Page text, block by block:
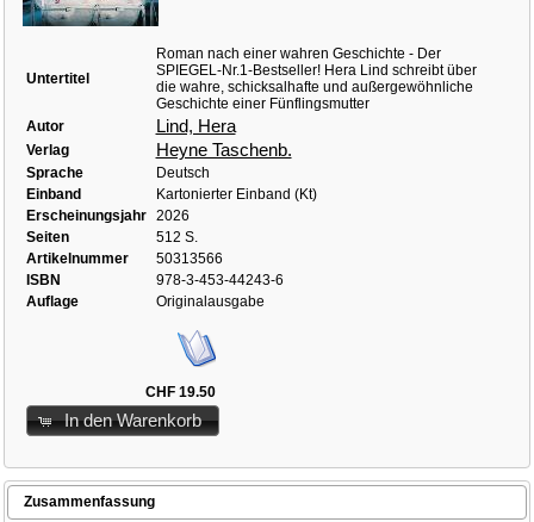
Untertitel
Roman nach einer wahren Geschichte - Der
SPIEGEL-Nr.1-Bestseller! Hera Lind schreibt über
die wahre, schicksalhafte und außergewöhnliche
Geschichte einer Fünflingsmutter
Autor
Lind, Hera
Verlag Heyne Taschenb.
Sprache
Deutsch
Einband
Kartonierter Einband (Kt)
Erscheinungsjahr
2026
Seiten
512 S.
Artikelnummer
50313566
ISBN
978-3-453-44243-6
Auflage
Originalausgabe
CHF 19.50
In den Warenkorb
Zusammenfassung